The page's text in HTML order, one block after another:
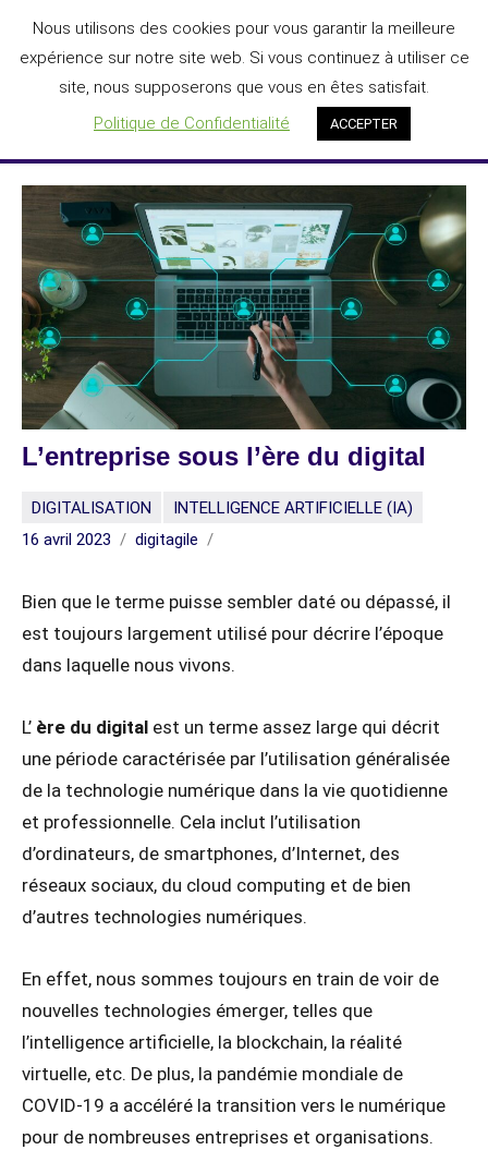
DIGIT'AGILE®
L'IA au service de la transformation numérique des entreprises
Menu
L’entreprise sous l’ère du digital
DIGITALISATION
INTELLIGENCE ARTIFICIELLE (IA)
16 avril 2023
digitagile
Bien que le terme puisse sembler daté ou dépassé, il
est toujours largement utilisé pour décrire l’époque
dans laquelle nous vivons.
L’ ère du digital est un terme assez large qui décrit
une période caractérisée par l’utilisation généralisée
de la technologie numérique dans la vie quotidienne
et professionnelle. Cela inclut l’utilisation
d’ordinateurs, de smartphones, d’Internet, des
réseaux sociaux, du cloud computing et de bien
d’autres technologies numériques.
En effet, nous sommes toujours en train de voir de
nouvelles technologies émerger, telles que
l’intelligence artificielle, la blockchain, la réalité
virtuelle, etc. De plus, la pandémie mondiale de
COVID-19 a accéléré la transition vers le numérique
pour de nombreuses entreprises et organisations.
Nous utilisons des cookies pour vous garantir la meilleure
expérience sur notre site web. Si vous continuez à utiliser ce
site, nous supposerons que vous en êtes satisfait.
Politique de Confidentialité
ACCEPTER